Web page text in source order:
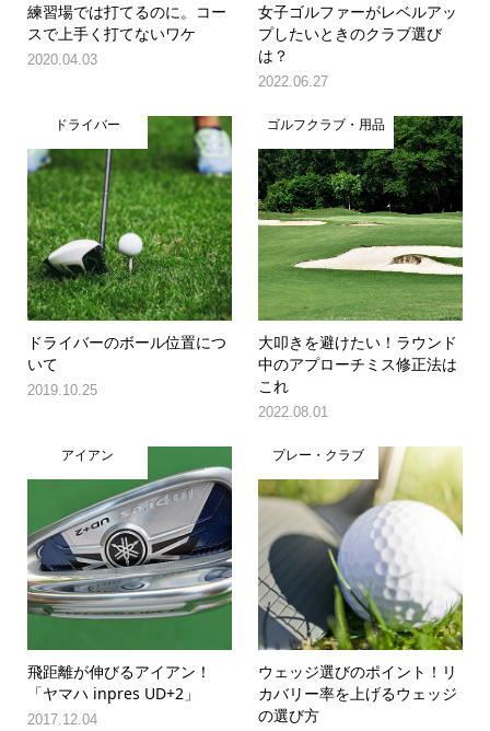
練習場では打てるのに。コー
スで上手く打てないワケ
2020.04.03
女子ゴルファーがレベルアッ
プしたいときのクラブ選び
は？
2022.06.27
ドライバー
ドライバーのボール位置につ
いて
2019.10.25
ゴルフクラブ・用品
大叩きを避けたい！ラウンド
中のアプローチミス修正法は
これ
2022.08.01
アイアン
飛距離が伸びるアイアン！
「ヤマハ inpres UD+2」
2017.12.04
プレー・クラブ
ウェッジ選びのポイント！リ
カバリー率を上げるウェッジ
の選び方